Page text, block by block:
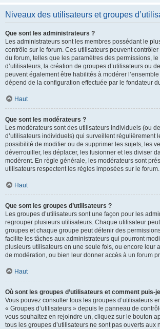
Niveaux des utilisateurs et groupes
Que sont les administrateurs ?
Les administrateurs sont les membres possédant le
contrôle sur le forum. Ces utilisateurs peuvent
du forum, telles que les paramètres des permissions,
d’utilisateurs, la création de groupes d’utilisateurs ou
peuvent également être habilités à modérer
dépend de la configuration effectuée par le fondateur
Haut
Que sont les modérateurs ?
Les modérateurs sont des utilisateurs individuels (ou
d’utilisateurs individuels) qui surveillent régulièrement
possibilité de modifier ou de supprimer les sujets, les
déverrouiller, les déplacer, les fusionner et les diviser
modèrent. En règle générale, les modérateurs sont
utilisateurs respectent les règles imposées sur le forum.
Haut
Que sont les groupes d’utilisateurs ?
Les groupes d’utilisateurs sont une façon pour les
regrouper plusieurs utilisateurs. Chaque utilisateur
groupes et chaque groupe peut détenir des
facilite les tâches aux administrateurs qui pourront
plusieurs utilisateurs en une seule fois, ou encore leur
de modération, ou bien leur donner accès à un forum
Haut
Où sont les groupes d’utilisateurs et comment puis-
Vous pouvez consulter tous les groupes d’utilisateurs
« Groupes d’utilisateurs » depuis le panneau de
vous souhaitez en rejoindre un, cliquez sur le bouton
tous les groupes d’utilisateurs ne sont pas ouverts aux